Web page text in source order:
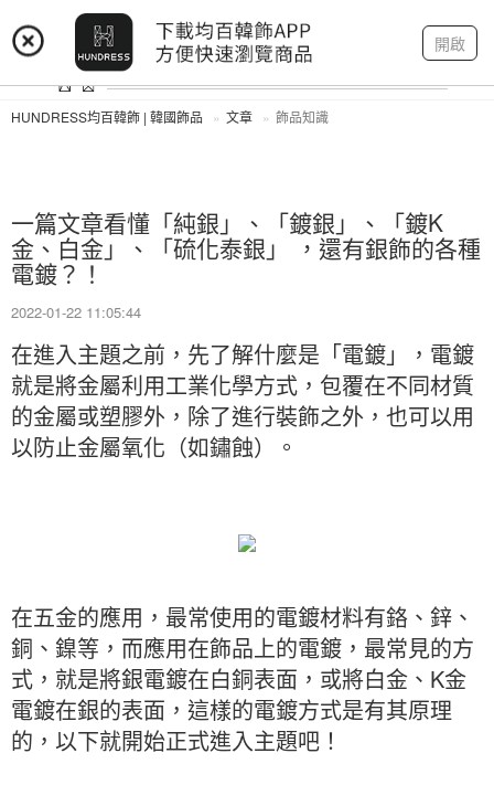
開啟
登入 註冊 我的帳戶
HUNDRESS均百韓飾 | 韓國飾品 文章 飾品知識
一篇文章看懂「純銀」、「鍍銀」、「鍍K
金、白金」、「硫化泰銀」 ，還有銀飾的各種
電鍍？！
2022-01-22 11:05:44
在進入主題之前，先了解什麼是「電鍍」，電鍍
就是將金屬利用工業化學方式，包覆在不同材質
的金屬或塑膠外，除了進行裝飾之外，也可以用
以防止金屬氧化（如鏽蝕）。
在五金的應用，最常使用的電鍍材料有鉻、鋅、
銅、鎳等，而應用在飾品上的電鍍，最常見的方
式，就是將銀電鍍在白銅表面，或將白金、K金
電鍍在銀的表面，這樣的電鍍方式是有其原理
的，以下就開始正式進入主題吧！